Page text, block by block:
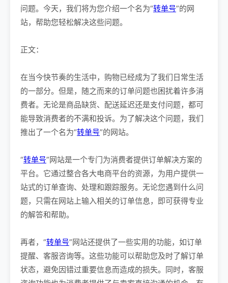
问题。今天，我们将为您介绍一个名为“转单号”的网
站，帮助您轻松解决这些问题。
正文：
在当今快节奏的生活中，购物已经成为了我们日常生活
的一部分。但是，随之而来的订单问题也困扰着许多消
费者。无论是商品缺货、配送延迟还是支付问题，都可
能导致消费者的不满和投诉。为了解决这个问题，我们
推出了一个名为“转单号”的网站。
“转单号”网站是一个专门为消费者提供订单解决方案的
平台。它通过整合各大电商平台的资源，为用户提供一
站式的订单查询、处理和跟踪服务。无论您遇到什么问
题，只需在网站上输入相关的订单信息，即可获得专业
的解答和帮助。
再者，“转单号”网站还提供了一些实用的功能，如订单
提醒、客服咨询等。这些功能可以帮助您及时了解订单
状态，避免因错过重要信息而造成的损失。同时，客服